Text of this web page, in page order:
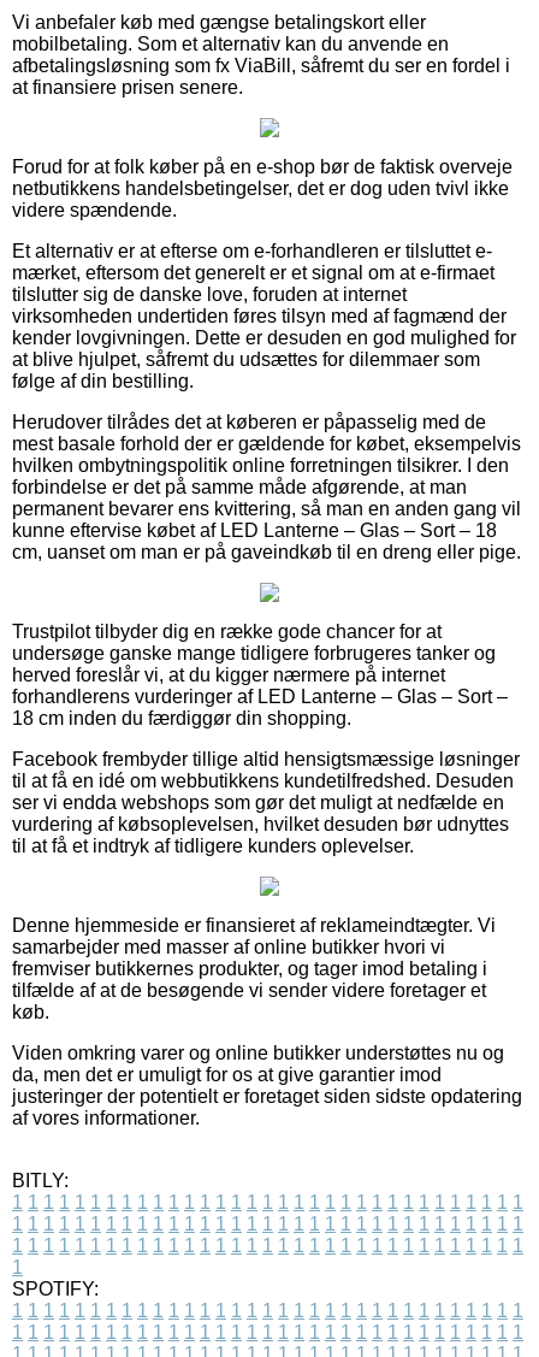
Vi anbefaler køb med gængse betalingskort eller
mobilbetaling. Som et alternativ kan du anvende en
afbetalingsløsning som fx ViaBill, såfremt du ser en fordel i
at finansiere prisen senere.
Forud for at folk køber på en e-shop bør de faktisk overveje
netbutikkens handelsbetingelser, det er dog uden tvivl ikke
videre spændende.
Et alternativ er at efterse om e-forhandleren er tilsluttet e-
mærket, eftersom det generelt er et signal om at e-firmaet
tilslutter sig de danske love, foruden at internet
virksomheden undertiden føres tilsyn med af fagmænd der
kender lovgivningen. Dette er desuden en god mulighed for
at blive hjulpet, såfremt du udsættes for dilemmaer som
følge af din bestilling.
Herudover tilrådes det at køberen er påpasselig med de
mest basale forhold der er gældende for købet, eksempelvis
hvilken ombytningspolitik online forretningen tilsikrer. I den
forbindelse er det på samme måde afgørende, at man
permanent bevarer ens kvittering, så man en anden gang vil
kunne eftervise købet af LED Lanterne – Glas – Sort – 18
cm, uanset om man er på gaveindkøb til en dreng eller pige.
Trustpilot tilbyder dig en række gode chancer for at
undersøge ganske mange tidligere forbrugeres tanker og
herved foreslår vi, at du kigger nærmere på internet
forhandlerens vurderinger af LED Lanterne – Glas – Sort –
18 cm inden du færdiggør din shopping.
Facebook frembyder tillige altid hensigtsmæssige løsninger
til at få en idé om webbutikkens kundetilfredshed. Desuden
ser vi endda webshops som gør det muligt at nedfælde en
vurdering af købsoplevelsen, hvilket desuden bør udnyttes
til at få et indtryk af tidligere kunders oplevelser.
Denne hjemmeside er finansieret af reklameindtægter. Vi
samarbejder med masser af online butikker hvori vi
fremviser butikkernes produkter, og tager imod betaling i
tilfælde af at de besøgende vi sender videre foretager et
køb.
Viden omkring varer og online butikker understøttes nu og
da, men det er umuligt for os at give garantier imod
justeringer der potentielt er foretaget siden sidste opdatering
af vores informationer.
BITLY:
1 1 1 1 1 1 1 1 1 1 1 1 1 1 1 1 1 1 1 1 1 1 1 1 1 1 1 1 1 1 1 1 1
1 1 1 1 1 1 1 1 1 1 1 1 1 1 1 1 1 1 1 1 1 1 1 1 1 1 1 1 1 1 1 1 1
1 1 1 1 1 1 1 1 1 1 1 1 1 1 1 1 1 1 1 1 1 1 1 1 1 1 1 1 1 1 1 1 1
1
SPOTIFY:
1 1 1 1 1 1 1 1 1 1 1 1 1 1 1 1 1 1 1 1 1 1 1 1 1 1 1 1 1 1 1 1 1
1 1 1 1 1 1 1 1 1 1 1 1 1 1 1 1 1 1 1 1 1 1 1 1 1 1 1 1 1 1 1 1 1